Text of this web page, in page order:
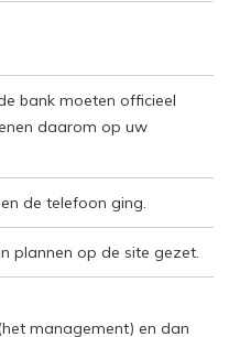
bank moeten officieel
daarom op uw
de telefoon ging.
plannen op de site gezet.
management) en dan